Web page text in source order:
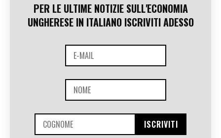
PER LE ULTIME NOTIZIE SULL'ECONOMIA
UNGHERESE IN ITALIANO ISCRIVITI ADESSO